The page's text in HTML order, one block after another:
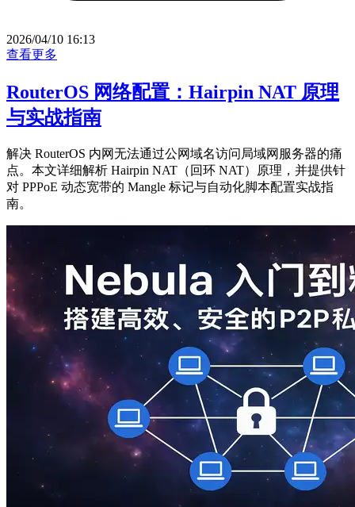
2026/04/10 16:13
查看更多
RouterOS 网络配置：Hairpin NAT 原理
与实战指南
解决 RouterOS 内网无法通过公网域名访问局域网服务器的痛
点。本文详细解析 Hairpin NAT（回环 NAT）原理，并提供针
对 PPPoE 动态宽带的 Mangle 标记与自动化脚本配置实战指
南。